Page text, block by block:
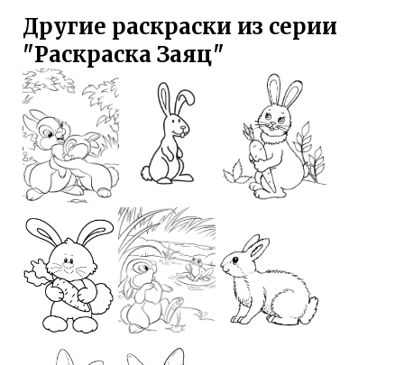
Другие раскраски из серии
"Раскраска Заяц"